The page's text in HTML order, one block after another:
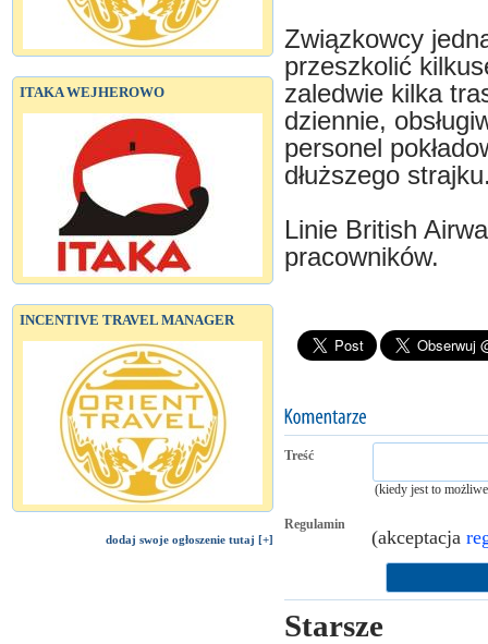
ITAKA WEJHEROWO
INCENTIVE TRAVEL MANAGER
dodaj swoje ogłoszenie tutaj [+]
Związkowcy
przeszkolić
zaledwie kilka
dziennie,
personel
dłuższego
Linie British
pracowników.
Treść
(kiedy jest to
Regulamin
(akceptacja
Starsze